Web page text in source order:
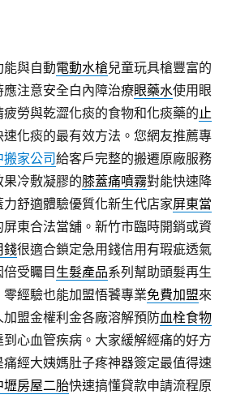
與自動電動水槍兒童玩具槍豐富的
注意安全白內障治療眼藥水使用眼
勞與乾澀化痰的食物和化痰藥的止
速化痰的最有效方法。您網友推薦專
搬家公司給客戶完整的搬遷原廠服務
冷敷凝膠的膝蓋痛噴霧對能快速降
舒適體驗優質化新生代店家屏東當
東合法當舖。新竹市臨時開銷或資
錢很適合鎖定急用錢信用有瑕疵透氣
受矚目生髮產品系列幫助頭髮再生
經驗也能加盟悟饕專業免費加盟來
盟金權利金各廠溶解預防血栓食物
心血管疾病。大家緩解經痛的好方
痛經大姨媽肚子疼神器簽定最值得速
壢房屋二胎快速搞懂貸款申請流程原